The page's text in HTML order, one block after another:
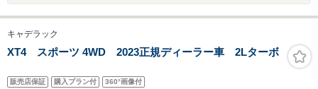
キャデラック
XT4 スポーツ 4WD 2023正規ディーラー車 2Lターボ
販売店保証 購入プラン付 360°画像付